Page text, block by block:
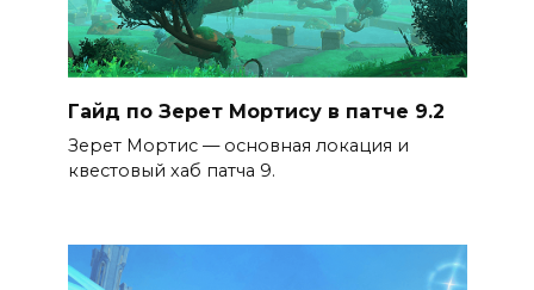
Гайд по Зерет Мортису в патче 9.2
Зерет Мортис — основная локация и
квестовый хаб патча 9.